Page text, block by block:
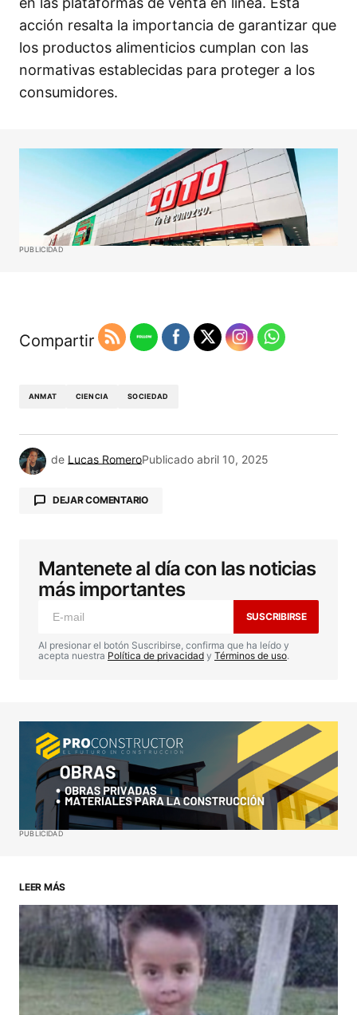
acción resalta la importancia de garantizar que
los productos alimenticios cumplan con las
normativas establecidas para proteger a los
consumidores.
PUBLICIDAD
Compartir
ANMAT CIENCIA SOCIEDAD
de Lucas RomeroPublicado abril 10, 2025
DEJAR COMENTARIO
Tu dirección de correo electrónico no será
publicada. Los campos obligatorios están
marcados con *
Comentario*
Your Name*
Your E-mail*
ENVIAR COMENTARIO
Mantenete al día con las noticias
más importantes
SUSCRIBIRSE
Al presionar el botón Suscribirse, confirma que ha leído y
acepta nuestra Política de privacidad y Términos de uso.
PUBLICIDAD
LEER MÁS